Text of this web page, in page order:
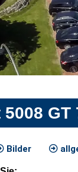
5008
Bilder